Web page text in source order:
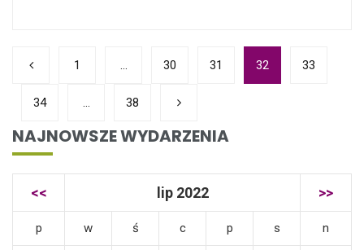
1 … 30 31 32 33
34 … 38
NAJNOWSZE WYDARZENIA
<< lip 2022 >>
p w ś c p s n